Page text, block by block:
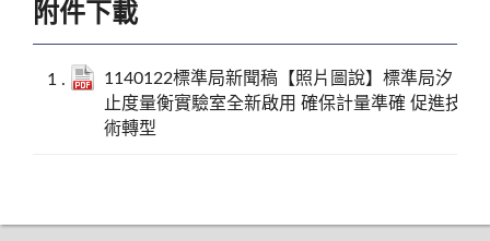
附件下載
1140122標準局新聞稿【照片圖說】標準局汐
止度量衡實驗室全新啟用 確保計量準確 促進技
術轉型